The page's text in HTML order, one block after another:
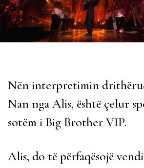
Nën interpretimin
Nan nga Alis, është çelur
sotëm i Big Brother VIP.
Alis, do të përfaqësojë